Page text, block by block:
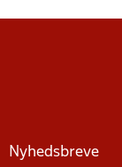
Nyhedsbreve